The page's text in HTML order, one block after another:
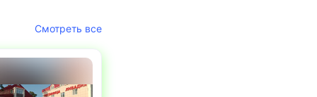
Смотреть все